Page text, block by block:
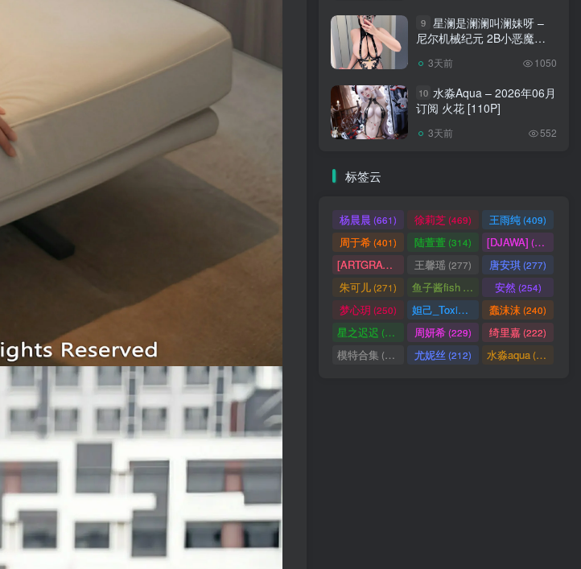
9 星澜是澜澜叫澜妹呀 –
尼尔机械纪元 2B小恶魔
3天前 1050
10 水淼Aqua – 2026年06月
订阅 火花 [110P]
3天前 552
标签云
杨晨晨 (661) 徐莉芝(469) 王雨纯(409)
周于希(401) 陆萱萱(314) [DJAWA] (290)
[ARTGRAVIA] (290)
王馨瑶 (277) 唐安琪(277)
朱可儿(271) 鱼子酱fish 安然(254)
梦心玥 (250) 妲己_Toxic(247)蠢沫沫(240)
星之迟迟 (238) 周妍希(229) 绮里嘉(222)
模特合集 (218) 尤妮丝 (212) 水淼aqua(172)